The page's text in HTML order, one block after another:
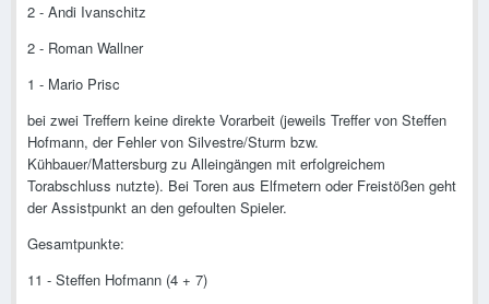
2 - Andi Ivanschitz
2 - Roman Wallner
1 - Mario Prisc
bei zwei Treffern keine direkte Vorarbeit (jeweils Treffer von Steffen
Hofmann, der Fehler von Silvestre/Sturm bzw.
Kühbauer/Mattersburg zu Alleingängen mit erfolgreichem
Torabschluss nutzte). Bei Toren aus Elfmetern oder Freistößen geht
der Assistpunkt an den gefoulten Spieler.
Gesamtpunkte:
11 - Steffen Hofmann (4 + 7)